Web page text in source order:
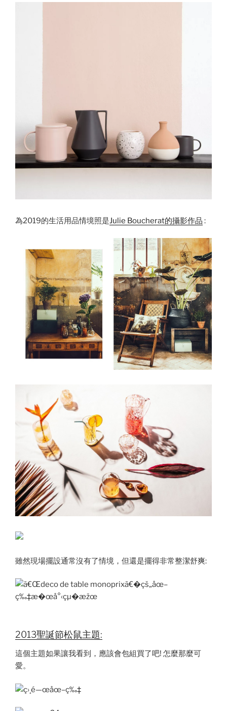
為2019的生活用品情境照是Julie Boucherat的攝影作品 :
雖然現場擺設通常沒有了情境，但還是擺得非常整潔舒爽:
2013聖誕節松鼠主題:
這個主題如果讓我看到，應該會包組買了吧! 怎麼那麼可
愛。